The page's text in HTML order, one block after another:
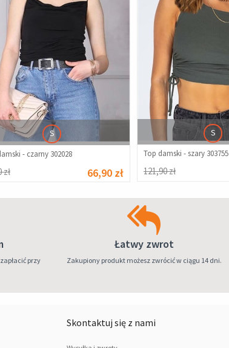
S
- czarny 302028
zł 66,90 zł
S
Top damski - szary 303755
121,90 zł
przy
Łatwy zwrot
Zakupiony produkt możesz zwrócić w ciągu 14 dni.
Skontaktuj się z nami